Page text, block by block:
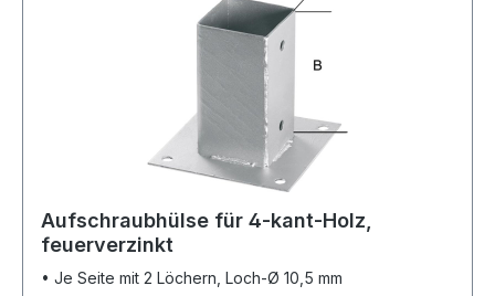
Aufschraubhülse für 4-kant-Holz,
feuerverzinkt
• Je Seite mit 2 Löchern, Loch-Ø 10,5 mm